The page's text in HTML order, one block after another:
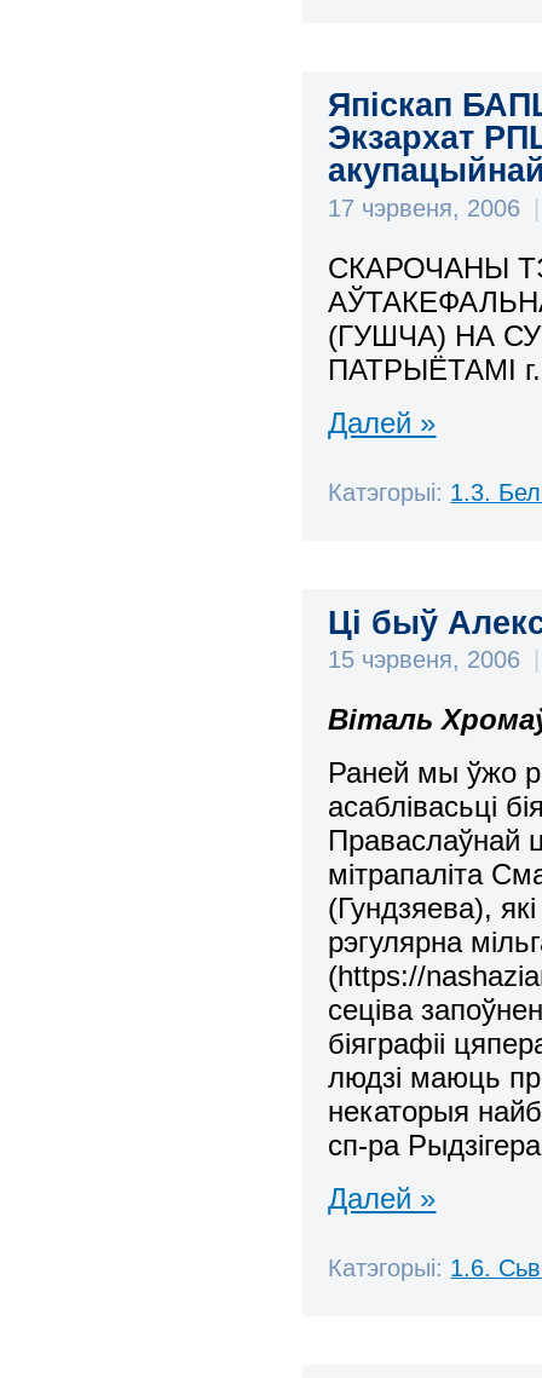
Япіскап
Экзархат
17 чэрвеня, 2006 |
СКАРОЧАНЫ
(ГУШЧА) НА
ПАТРЫЁТАМІ
Далей »
Катэгорыі: 1.3.
Ці быў
15 чэрвеня, 2006
Віталь
Раней мы ўжо
асаблівасьці
Праваслаўнай
мітрапаліта
(Гундзяева),
рэгулярна
(https://
сеціва
біяграфіі
людзі маюць
некаторыя
сп-ра
Далей »
Катэгорыі: 1.6.